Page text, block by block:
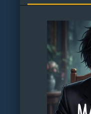
АУДИОКНИГЕ